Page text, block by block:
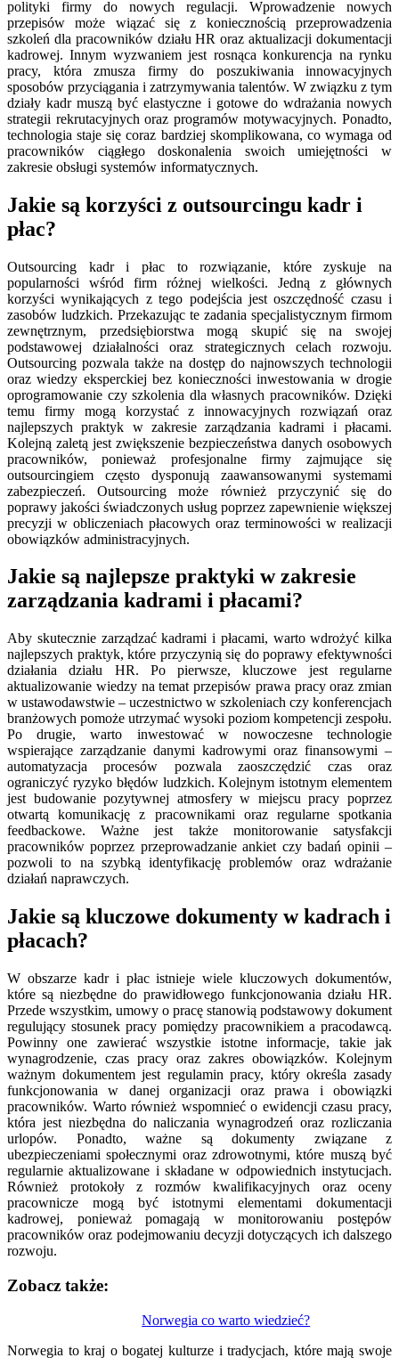
polityki firmy do nowych regulacji. Wprowadzenie nowych
przepisów może wiązać się z koniecznością przeprowadzenia
szkoleń dla pracowników działu HR oraz aktualizacji dokumentacji
kadrowej. Innym wyzwaniem jest rosnąca konkurencja na rynku
pracy, która zmusza firmy do poszukiwania innowacyjnych
sposobów przyciągania i zatrzymywania talentów. W związku z tym
działy kadr muszą być elastyczne i gotowe do wdrażania nowych
strategii rekrutacyjnych oraz programów motywacyjnych. Ponadto,
technologia staje się coraz bardziej skomplikowana, co wymaga od
pracowników ciągłego doskonalenia swoich umiejętności w
zakresie obsługi systemów informatycznych.
Jakie są korzyści z outsourcingu kadr i
płac?
Outsourcing kadr i płac to rozwiązanie, które zyskuje na
popularności wśród firm różnej wielkości. Jedną z głównych
korzyści wynikających z tego podejścia jest oszczędność czasu i
zasobów ludzkich. Przekazując te zadania specjalistycznym firmom
zewnętrznym, przedsiębiorstwa mogą skupić się na swojej
podstawowej działalności oraz strategicznych celach rozwoju.
Outsourcing pozwala także na dostęp do najnowszych technologii
oraz wiedzy eksperckiej bez konieczności inwestowania w drogie
oprogramowanie czy szkolenia dla własnych pracowników. Dzięki
temu firmy mogą korzystać z innowacyjnych rozwiązań oraz
najlepszych praktyk w zakresie zarządzania kadrami i płacami.
Kolejną zaletą jest zwiększenie bezpieczeństwa danych osobowych
pracowników, ponieważ profesjonalne firmy zajmujące się
outsourcingiem często dysponują zaawansowanymi systemami
zabezpieczeń. Outsourcing może również przyczynić się do
poprawy jakości świadczonych usług poprzez zapewnienie większej
precyzji w obliczeniach płacowych oraz terminowości w realizacji
obowiązków administracyjnych.
Jakie są najlepsze praktyki w zakresie
zarządzania kadrami i płacami?
Aby skutecznie zarządzać kadrami i płacami, warto wdrożyć kilka
najlepszych praktyk, które przyczynią się do poprawy efektywności
działania działu HR. Po pierwsze, kluczowe jest regularne
aktualizowanie wiedzy na temat przepisów prawa pracy oraz zmian
w ustawodawstwie – uczestnictwo w szkoleniach czy konferencjach
branżowych pomoże utrzymać wysoki poziom kompetencji zespołu.
Po drugie, warto inwestować w nowoczesne technologie
wspierające zarządzanie danymi kadrowymi oraz finansowymi –
automatyzacja procesów pozwala zaoszczędzić czas oraz
ograniczyć ryzyko błędów ludzkich. Kolejnym istotnym elementem
jest budowanie pozytywnej atmosfery w miejscu pracy poprzez
otwartą komunikację z pracownikami oraz regularne spotkania
feedbackowe. Ważne jest także monitorowanie satysfakcji
pracowników poprzez przeprowadzanie ankiet czy badań opinii –
pozwoli to na szybką identyfikację problemów oraz wdrażanie
działań naprawczych.
Jakie są kluczowe dokumenty w kadrach i
płacach?
W obszarze kadr i płac istnieje wiele kluczowych dokumentów,
które są niezbędne do prawidłowego funkcjonowania działu HR.
Przede wszystkim, umowy o pracę stanowią podstawowy dokument
regulujący stosunek pracy pomiędzy pracownikiem a pracodawcą.
Powinny one zawierać wszystkie istotne informacje, takie jak
wynagrodzenie, czas pracy oraz zakres obowiązków. Kolejnym
ważnym dokumentem jest regulamin pracy, który określa zasady
funkcjonowania w danej organizacji oraz prawa i obowiązki
pracowników. Warto również wspomnieć o ewidencji czasu pracy,
która jest niezbędna do naliczania wynagrodzeń oraz rozliczania
urlopów. Ponadto, ważne są dokumenty związane z
ubezpieczeniami społecznymi oraz zdrowotnymi, które muszą być
regularnie aktualizowane i składane w odpowiednich instytucjach.
Również protokoły z rozmów kwalifikacyjnych oraz oceny
pracownicze mogą być istotnymi elementami dokumentacji
kadrowej, ponieważ pomagają w monitorowaniu postępów
pracowników oraz podejmowaniu decyzji dotyczących ich dalszego
rozwoju.
Zobacz także:
Norwegia co warto wiedzieć?
Norwegia to kraj o bogatej kulturze i tradycjach, które mają swoje
wpisu